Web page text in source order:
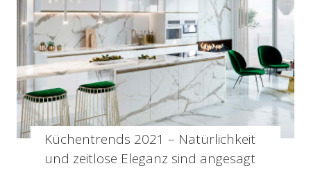
Küchentrends 2021 – Natürlichkeit
und zeitlose Eleganz sind angesagt